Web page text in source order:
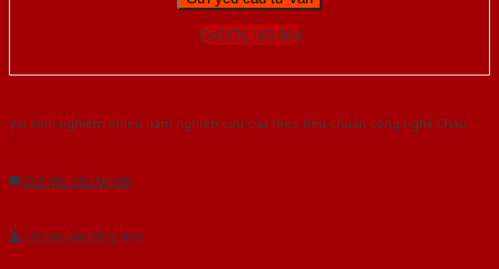
Gọi 0976.169.864
Với kinh nghiệm nhiêu năm nghiên cứu cửa theo tiêu chuẩn công nghệ Châu
Âu.Chúng tôi tự tin là nhà sản xuất & cung cấp hàng đầu tại Việt Nam!
Gửi yêu cầu tư vấn
Tải báo giá tổng hợp